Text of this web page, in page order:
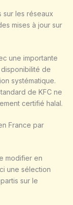
sur les réseaux
mises à jour sur
une importante
disponibilité de
systématique.
de KFC ne
certifié halal.
France par
modifier en
une sélection
sur le